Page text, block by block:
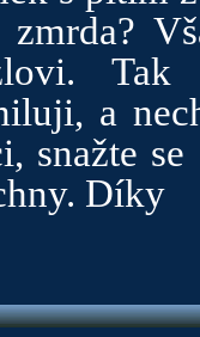
Tak
a
snažte
Díky